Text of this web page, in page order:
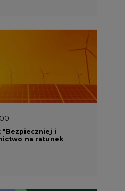
"Bezpieczniej i
na ratunek